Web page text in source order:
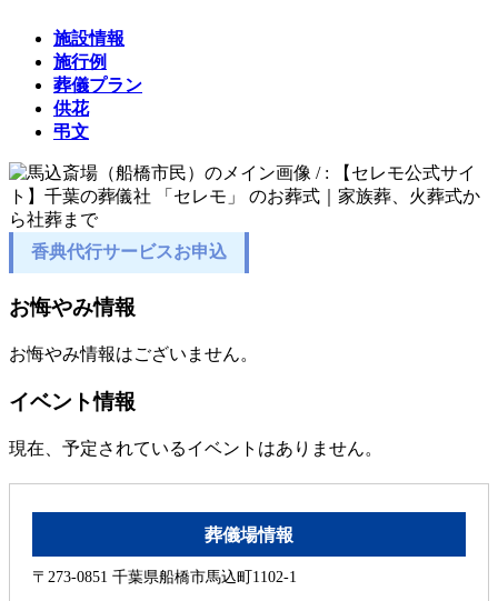
施設情報
施行例
葬儀プラン
供花
弔文
香典代行サービスお申込
お悔やみ情報
お悔やみ情報はございません。
イベント情報
現在、予定されているイベントはありません。
葬儀場情報
〒273-0851 千葉県船橋市馬込町1102-1